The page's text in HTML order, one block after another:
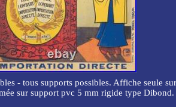
- tous supports possibles. Affiche seule
sur support pvc 5 mm rigide type Dibond.